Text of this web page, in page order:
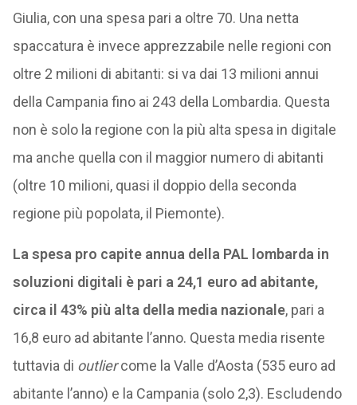
Giulia, con una spesa pari a oltre 70. Una netta
spaccatura è invece apprezzabile nelle regioni con
oltre 2 milioni di abitanti: si va dai 13 milioni annui
della Campania fino ai 243 della Lombardia. Questa
non è solo la regione con la più alta spesa in digitale
ma anche quella con il maggior numero di abitanti
(oltre 10 milioni, quasi il doppio della seconda
regione più popolata, il Piemonte).
La spesa pro capite annua della PAL lombarda in
soluzioni digitali è pari a 24,1 euro ad abitante,
circa il 43% più alta della media nazionale, pari a
16,8 euro ad abitante l’anno. Questa media risente
tuttavia di outliercome la Valle d’Aosta (535 euro ad
abitante l’anno) e la Campania (solo 2,3). Escludendo